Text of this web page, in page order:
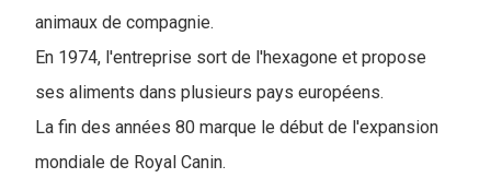
animaux de compagnie.
En 1974, l'entreprise sort de l'hexagone et propose
ses aliments dans plusieurs pays européens.
La fin des années 80 marque le début de l'expansion
mondiale de Royal Canin.